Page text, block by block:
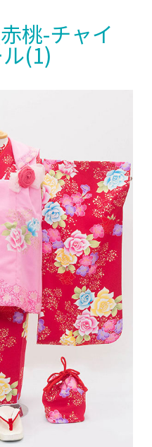
桃-チャイ
(1)